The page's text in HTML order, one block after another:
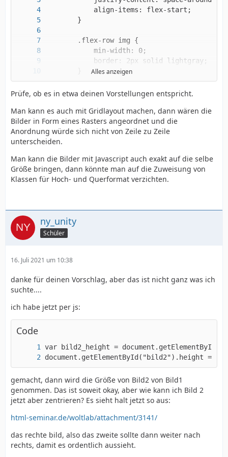
        </article>
        }
Alles anzeigen
Prüfe, ob es in etwa deinen Vorstellungen entspricht.
Man kann es auch mit Gridlayout machen, dann wären die
Bilder in Form eines Rasters angeordnet und die
Anordnung würde sich nicht von Zeile zu Zeile
unterscheiden.
Man kann die Bilder mit Javascript auch exakt auf die selbe
Größe bringen, dann könnte man auf die Zuweisung von
Klassen für Hoch- und Querformat verzichten.
ny_unity
Schüler
16. Juli 2021 um 10:38
danke für deinen Vorschlag, aber das ist nicht ganz was ich
suchte....
ich habe jetzt per js:
Code
document.getElementById("bild2").height =
gemacht, dann wird die Größe von Bild2 von Bild1
genommen. Das ist soweit okay, aber wie kann ich Bild 2
jetzt aber zentrieren? Es sieht halt jetzt so aus:
html-seminar.de/woltlab/attachment/3141/
das rechte bild, also das zweite sollte dann weiter nach
rechts, damit es ordentlich aussieht.